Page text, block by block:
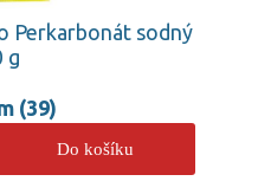
Perkarbonát sodný
g
(39)
Do košíku